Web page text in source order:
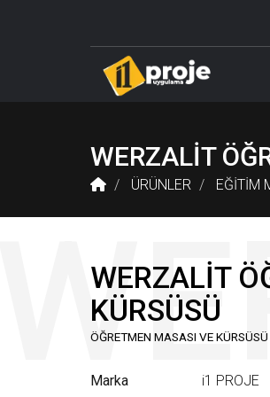
WERZALİT
ÜRÜNLER EĞİTİM
WERZALİT
KÜRSÜSÜ
ÖĞRETMEN MASASI VE KÜRSÜSÜ
Marka
i1 PROJE